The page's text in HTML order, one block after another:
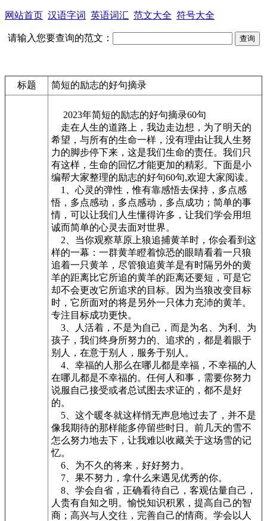
网站首页 汉语字词 英语词汇 范文大全 符号大全
请输入您要查询的范文：
标题 简短的励志的好句摘录
2023年简短的励志的好句摘录60句
走在人生的道路上，我边走边想，为了明天的
希望，与所有的生命一样，没有理由让我人生努
力的脚步停下来，这是我们生命的责任。我们只
有这样，生命的回忆才能更加的精彩。下面是小
编帮大家整理的励志的好句60句,欢迎大家阅读。
1、心灵的弹性，惟有靠感悟去保持，多点感
悟，多点感动，多点感动，多点成功；简单的事
情，可以让我们人生懂得许多，让我们学会用坦
诚而简单的心灵去面对世界。
2、当你观察草原上狼追捕黄羊时，你会看到这
样的一幕：一群黄羊瞪着惊恐的眼睛看着一只狼
追着一只黄羊，尽管狼追黄羊是有时隔另外的黄
羊的距离比它所追的黄羊的距离还要短，可是它
却不会更改它所追求的目标。因为当狼改变目标
时，它所面对的将是另外一只体力充沛的黄羊。
专注目标成功更快。
3、人活着，不是为自己，而是为名、为利、为
孩子，我们终身所努力的、追求的，都是着眼于
别人，在意于别人，服务于别人。
4、幸福的人那么在哪儿都是幸福，不幸福的人
在哪儿都是不幸福的。任何人和事，需要你努力
说服自己接受或者总试图去求证的，都不是好
的。
5、这个暖冬就这样悄无声息地过去了，并不是
像我期待的那样能多停留些时日。前几天的雪不
怎么努力地去下，让我难以收藏关于这场雪的记
忆。
6、为不久的将来，好好努力。
7、果不努力，拿什么来遇见优秀的你。
8、学会自省，正确看待自己，客观估量自己，
人贵有自知之明。愉悦知识积累，提高自己的智
商；高兴与人交往，完善自己的情商。学会以人